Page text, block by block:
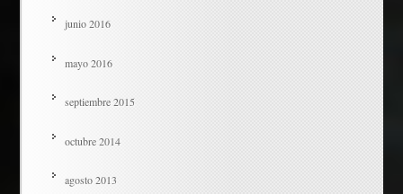
junio 2016
mayo 2016
septiembre 2015
octubre 2014
agosto 2013